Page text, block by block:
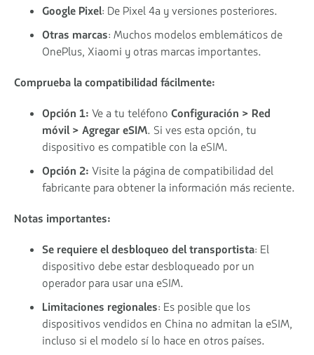
Google Pixel: De Pixel 4a y versiones posteriores.
Otras marcas: Muchos modelos emblemáticos de
OnePlus, Xiaomi y otras marcas importantes.
Comprueba la compatibilidad fácilmente:
Opción 1: Ve a tu teléfono Configuración > Red
móvil > Agregar eSIM. Si ves esta opción, tu
dispositivo es compatible con la eSIM.
Opción 2: Visite la página de compatibilidad del
fabricante para obtener la información más reciente.
Notas importantes:
Se requiere el desbloqueo del transportista: El
dispositivo debe estar desbloqueado por un
operador para usar una eSIM.
Limitaciones regionales: Es posible que los
dispositivos vendidos en China no admitan la eSIM,
incluso si el modelo sí lo hace en otros países.